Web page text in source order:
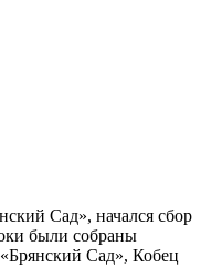
Сад», начался сбор
были собраны
Сад», Кобец